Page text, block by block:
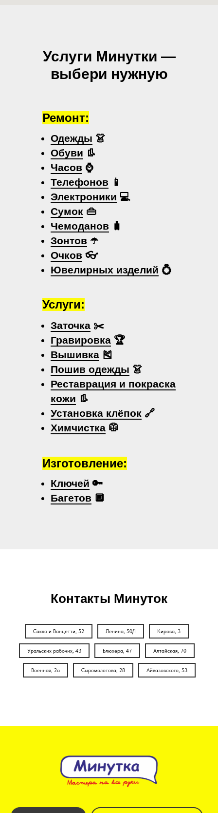
Услуги Минутки —
выбери нужную
Одежды 👗
Обуви 👢
Часов ⌚
Телефонов 📱
Электроники 💻
Сумок 👜
Чемоданов 🧳
Зонтов ☂️
Очков 👓
Ювелирных изделий 💍
Заточка ✂️
Гравировка 🏆
Вышивка 🎽
Пошив одежды 👗
Реставрация и покраска
кожи 👢
Установка клёпок 🔗
Химчистка 🥼
Ключей 🔑
Багетов 🔲
Ремонт:
Услуги:
Изготовление:
Контакты Минуток
Сакко и Ванцетти, 52 Ленина, 50/1 Кирова, 3
Уральских рабочих, 43 Блюхера, 47 Алтайская, 70
Военная, 2а Сыромолотова, 28 Айвазовского, 53